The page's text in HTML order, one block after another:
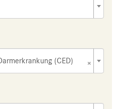
×
(CED)